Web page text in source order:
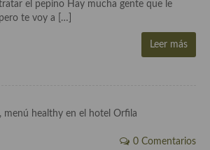
el pepino Hay mucha gente que le
te voy a […]
Leer más
0 Comentarios